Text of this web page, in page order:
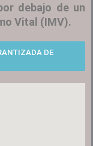
debajo de un
Vital (IMV).
DE